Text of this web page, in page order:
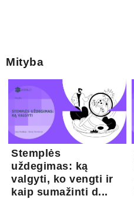
Mityba
Stemplės
uždegimas: ką
valgyti, ko vengti ir
kaip sumažinti d...